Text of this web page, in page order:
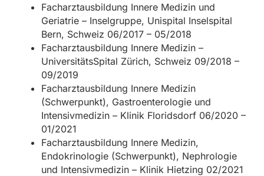
Facharztausbildung Innere Medizin und
Geriatrie – Inselgruppe, Unispital Inselspital
Bern, Schweiz 06/2017 – 05/2018
Facharztausbildung Innere Medizin –
UniversitätsSpital Zürich, Schweiz 09/2018 –
09/2019
Facharztausbildung Innere Medizin
(Schwerpunkt), Gastroenterologie und
Intensivmedizin – Klinik Floridsdorf 06/2020 –
01/2021
Facharztausbildung Innere Medizin,
Endokrinologie (Schwerpunkt), Nephrologie
und Intensivmedizin – Klinik Hietzing 02/2021